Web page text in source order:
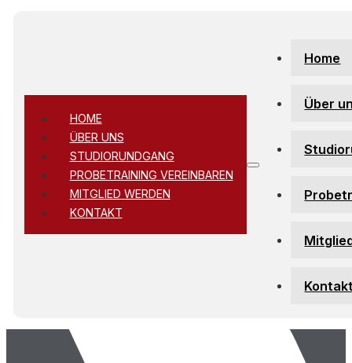
Home
Über
HOME
ÜBER UNS
STUDIORUNDGANG
PROBETRAINING VEREINBAREN
MITGLIED WERDEN
KONTAKT